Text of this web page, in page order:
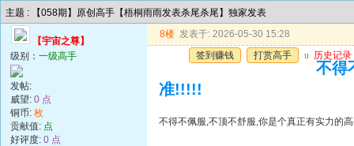
主题 : 【058期】原创高手【梧桐雨雨发表杀尾杀尾】独家发表
【宇宙之尊】
级别： 一级高手
发帖:
威望: 0 点
铜币: 枚
贡献值: 点
好评度: 0 点
8楼 发表于: 2026-05-30 15:28
签到赚钱
打赏高手 u 历史记录
不得
准!!!!!
不得不佩服,不顶不舒服,你是个真正有实力的